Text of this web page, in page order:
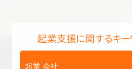
起業支援に関するキー
起業 会社